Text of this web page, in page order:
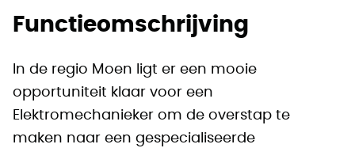
Functieomschrijving
In de regio Moen ligt er een mooie
opportuniteit klaar voor een
Elektromechanieker om de overstap te
maken naar een gespecialiseerde